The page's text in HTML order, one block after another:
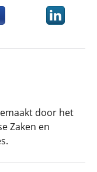
dit item opDeel dit
door het
Zaken en